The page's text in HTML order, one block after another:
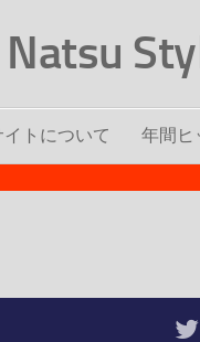
イトについて 年間ヒ